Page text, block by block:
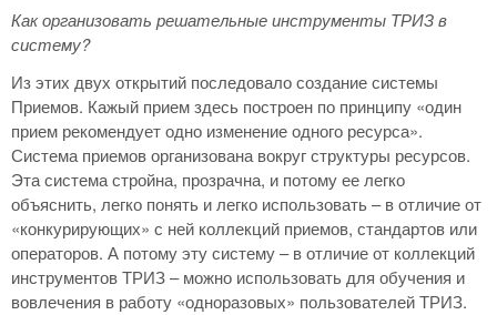
Как организовать решательные инструменты ТРИЗ в
систему?
Из этих двух открытий последовало создание системы
Приемов. Кажый прием здесь построен по принципу «один
прием рекомендует одно изменение одного ресурса».
Система приемов организована вокруг структуры ресурсов.
Эта система стройна, прозрачна, и потому ее легко
объяснить, легко понять и легко использовать – в отличие от
«конкурирующих» с ней коллекций приемов, стандартов или
операторов. А потому эту систему – в отличие от коллекций
инструментов ТРИЗ – можно использовать для обучения и
вовлечения в работу «одноразовых» пользователей ТРИЗ.